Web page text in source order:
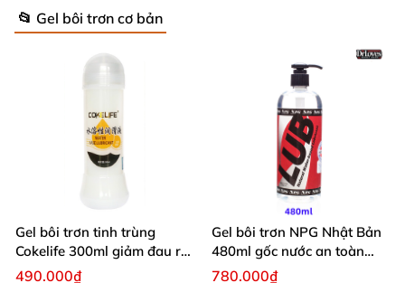
Ưu điểm của Gel boi tron tang hung phan
Gel boi tron tang hung phan Passion
mang gốc nước
rất an toàn có tính bôi trơn cao giúp các nàng có tình
trạng khô âm đạo trở nên ướt át hơn và quan hệ
📂 Gel bôi trơn cơ bản
Gel bôi trơn tinh trùng
Cokelife 300ml giảm đau rát
tăng khoái cảm
490.000₫
Gel bôi trơn NPG Nhật Bản
480ml gốc nước an toàn
không kích ứng
780.000₫